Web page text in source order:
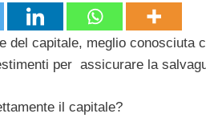
del capitale, meglio conosciuta
per assicurare la
il capitale?